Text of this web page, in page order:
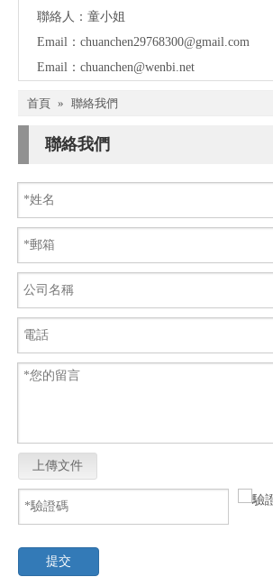
聯絡人：童小姐
Email： chuanchen29768300@gmail.com
Email： chuanchen@wenbi.net
首頁 » 聯絡我們
聯絡我們
上傳文件
提交